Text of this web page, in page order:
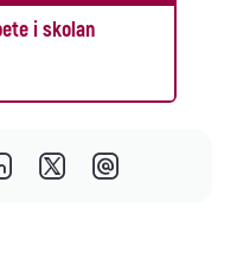
i skolan